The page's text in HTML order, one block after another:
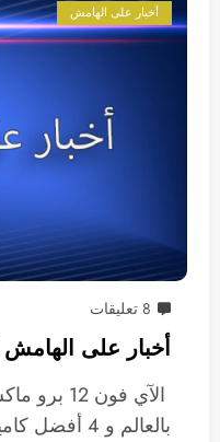
أخبار على الهامش
8 تعليقات
أخبار على الهامش الأسبوع
الآي
بالعالم و 4 أفضل كاميرا وأبل تخفض…